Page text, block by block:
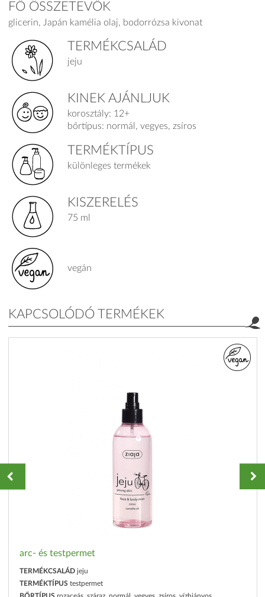
FŐ ÖSSZETEVŐK
glicerin, Japán kamélia olaj, bodorrózsa kivonat
TERMÉKCSALÁD
jeju
KINEK AJÁNLJUK
korosztály: 12+
bőrtípus: normál, vegyes, zsíros
TERMÉKTÍPUS
különleges termékek
KISZERELÉS
75 ml
vegán
KAPCSOLÓDÓ TERMÉKEK
arc- és testpermet
TERMÉKCSALÁD jeju
TERMÉKTÍPUS testpermet